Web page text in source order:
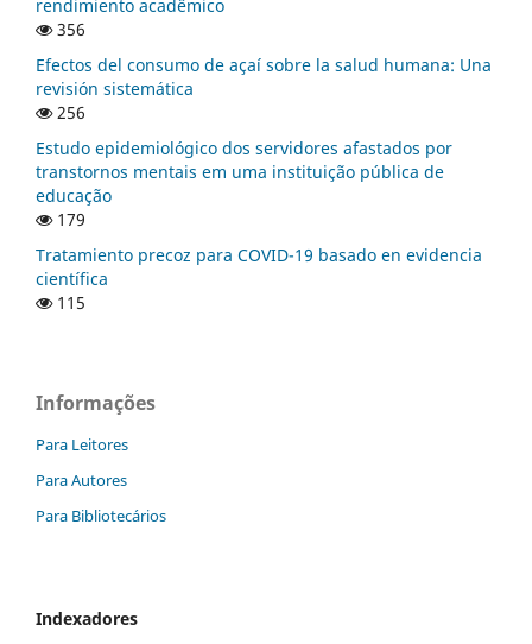
rendimiento acadêmico
356
Efectos del consumo de açaí sobre la salud humana: Una
revisión sistemática
256
Estudo epidemiológico dos servidores afastados por
transtornos mentais em uma instituição pública de
educação
179
Tratamiento precoz para COVID-19 basado en evidencia
científica
115
Informações
Para Leitores
Para Autores
Para Bibliotecários
Indexadores